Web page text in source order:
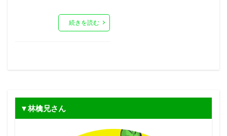
続きを読む
▼林檎兄さん